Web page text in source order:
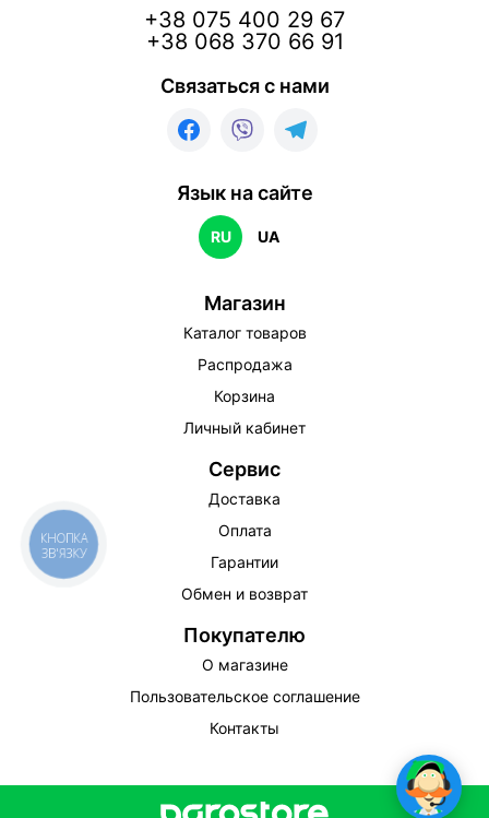
+38 075 400 29 67
+38 068 370 66 91
Связаться с нами
Язык на сайте
RU UA
Магазин
Каталог товаров
Распродажа
Корзина
Личный кабинет
Сервис
Доставка
Оплата
Гарантии
Обмен и возврат
Покупателю
О магазине
Пользовательское соглашение
Контакты
КНОПКА
ЗВ'ЯЗКУ